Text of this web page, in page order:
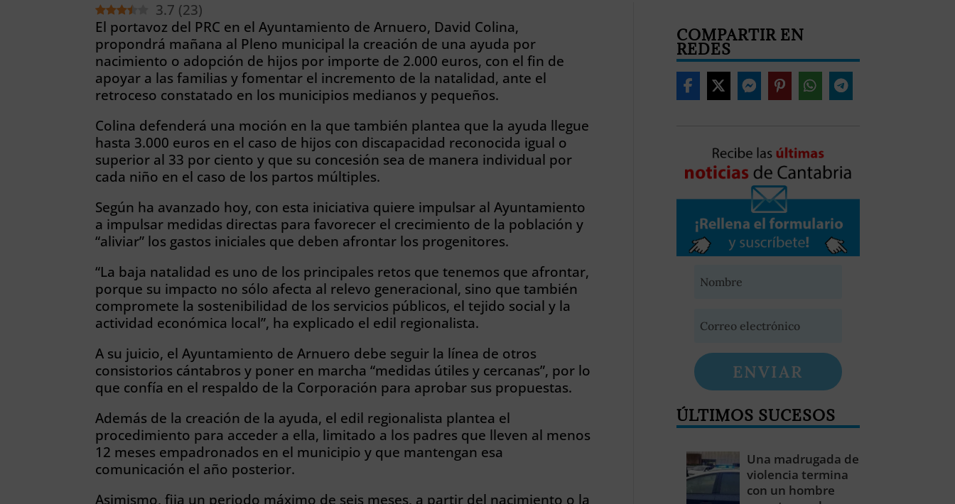
3.7 (23)
El portavoz del PRC en el Ayuntamiento de Arnuero, David Colina,
propondrá mañana al Pleno municipal la creación de una ayuda por
nacimiento o adopción de hijos por importe de 2.000 euros, con el fin de
apoyar a las familias y fomentar el incremento de la natalidad, ante el
retroceso constatado en los municipios medianos y pequeños.
Colina defenderá una moción en la que también plantea que la ayuda llegue
hasta 3.000 euros en el caso de hijos con discapacidad reconocida igual o
superior al 33 por ciento y que su concesión sea de manera individual por
cada niño en el caso de los partos múltiples.
Según ha avanzado hoy, con esta iniciativa quiere impulsar al Ayuntamiento
a impulsar medidas directas para favorecer el crecimiento de la población y
“aliviar” los gastos iniciales que deben afrontar los progenitores.
“La baja natalidad es uno de los principales retos que tenemos que afrontar,
porque su impacto no sólo afecta al relevo generacional, sino que también
compromete la sostenibilidad de los servicios públicos, el tejido social y la
actividad económica local”, ha explicado el edil regionalista.
A su juicio, el Ayuntamiento de Arnuero debe seguir la línea de otros
consistorios cántabros y poner en marcha “medidas útiles y cercanas”, por lo
que confía en el respaldo de la Corporación para aprobar sus propuestas.
Además de la creación de la ayuda, el edil regionalista plantea el
procedimiento para acceder a ella, limitado a los padres que lleven al menos
12 meses empadronados en el municipio y que mantengan esa
comunicación el año posterior.
Asimismo, fija un periodo máximo de seis meses, a partir del nacimiento o la
COMPARTIR EN
REDES
ENVIAR
ÚLTIMOS SUCESOS
Una madrugada de
violencia termina
con un hombre